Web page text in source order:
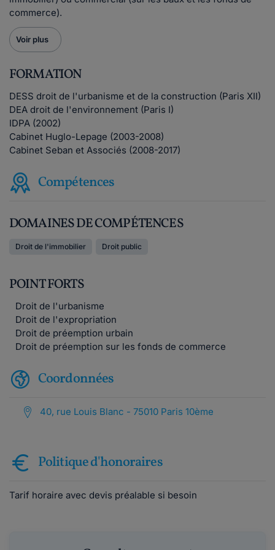
commerce).
Voir plus
FORMATION
DESS droit de l'urbanisme et de la construction (Paris XII)
DEA droit de l'environnement (Paris I)
IDPA (2002)
Cabinet Huglo-Lepage (2003-2008)
Cabinet Seban et Associés (2008-2017)
Compétences
DOMAINES DE COMPÉTENCES
Droit de l'immobilier Droit public
POINT FORTS
Droit de l'urbanisme
Droit de l'expropriation
Droit de préemption urbain
Droit de préemption sur les fonds de commerce
Coordonnées
40, rue Louis Blanc - 75010 Paris 10ème
Politique d'honoraires
Tarif horaire avec devis préalable si besoin